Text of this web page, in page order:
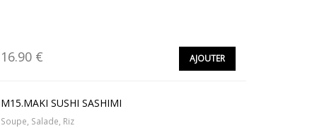
16.90 € AJOUTER
M15.MAKI SUSHI SASHIMI
Soupe, Salade, Riz